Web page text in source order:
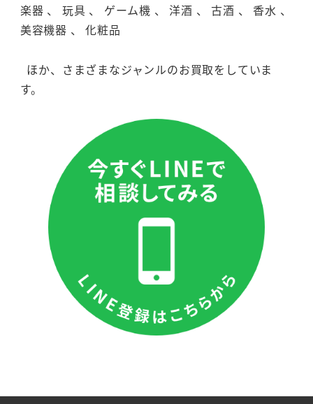
楽器 、 玩具 、 ゲーム機 、 洋酒 、 古酒 、 香水 、
美容機器 、 化粧品
ほか、さまざまなジャンルのお買取をしていま
す。